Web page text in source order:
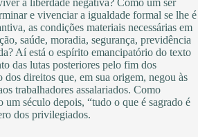
a liberdade negativa? Como um ser
e vivenciar a igualdade formal se lhe é
as condições materiais necessárias em
saúde, moradia, segurança, previdência
Aí está o espírito emancipatório do texto
das lutas posteriores pelo fim dos
dos direitos que, em sua origem, negou às
trabalhadores assalariados. Como
um século depois, “tudo o que é sagrado é
dos privilegiados.